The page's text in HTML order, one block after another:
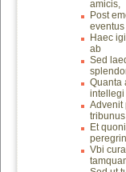
amicis,
Post
eventus
Haec
ab
Sed
Quanta
intellegi
Advenit
tribunus
Et
Vbi